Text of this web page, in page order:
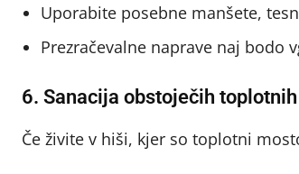
Uporabite posebne manšete,
Prezračevalne naprave naj bodo
6. Sanacija obstoječih
Če živite v hiši, kjer so toplotni